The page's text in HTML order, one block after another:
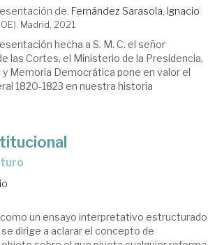
de. Fernández Sarasola, Ignacio
Madrid, 2021
hecha a S. M. C. el señor
las Cortes, el Ministerio de la Presidencia,
Memoria Democrática pone en valor el
1820-1823 en nuestra historia
un ensayo interpretativo estructurado
dirige a aclarar el concepto de